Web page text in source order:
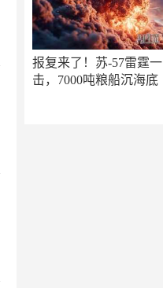
报复来了！苏-57雷霆一
击，7000吨粮船沉海底